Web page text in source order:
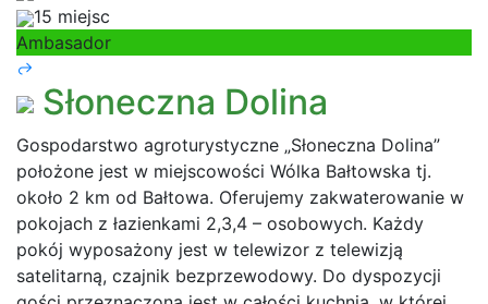
15 miejsc
Ambasador
Słoneczna Dolina
Gospodarstwo agroturystyczne „Słoneczna Dolina”
położone jest w miejscowości Wólka Bałtowska tj.
około 2 km od Bałtowa. Oferujemy zakwaterowanie w
pokojach z łazienkami 2,3,4 – osobowych. Każdy
pokój wyposażony jest w telewizor z telewizją
satelitarną, czajnik bezprzewodowy. Do dyspozycji